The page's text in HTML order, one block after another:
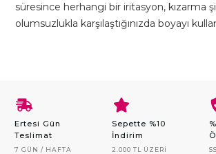
süresince herhangi bir iritasyon, kızarma
olumsuzlukla karşılaştığınızda boyayı
Ertesi Gün
Teslimat
7 GÜN / HAFTA
Sepette %10
İndirim
2.000 TL ÜZERI